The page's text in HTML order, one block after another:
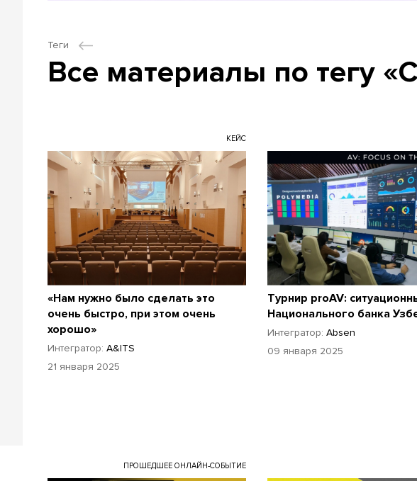
Теги
Все материалы по тегу
КЕЙС
«Нам нужно было сделать это
очень быстро, при этом очень
хорошо»
Интегратор: A&ITS
21 января 2025
Турнир proAV:
Национального банка
Интегратор: Absen
09 января 2025
ПРОШЕДШЕЕ ОНЛАЙН-СОБЫТИЕ